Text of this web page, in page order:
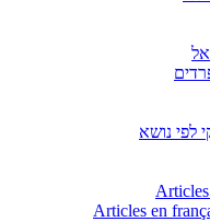
לפי נושא